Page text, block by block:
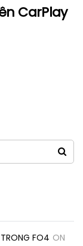
CarPlay
FO4 ON